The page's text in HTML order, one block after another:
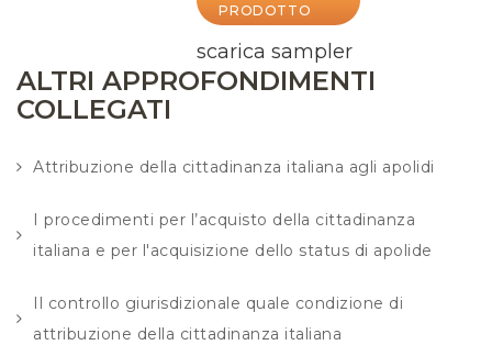
PRODOTTO
scarica sampler
ALTRI APPROFONDIMENTI
COLLEGATI
Attribuzione della cittadinanza italiana agli apolidi
I procedimenti per l’acquisto della cittadinanza
italiana e per l'acquisizione dello status di apolide
Il controllo giurisdizionale quale condizione di
attribuzione della cittadinanza italiana